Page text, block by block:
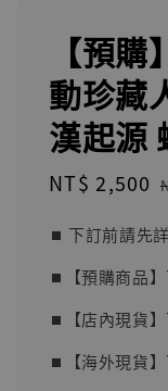
【預
動珍藏
漢起源
Sale
NT$ 2,500
⏹︎ 下訂前請先
⏹︎【預購商品
⏹︎【店內現貨
⏹︎【海外現貨